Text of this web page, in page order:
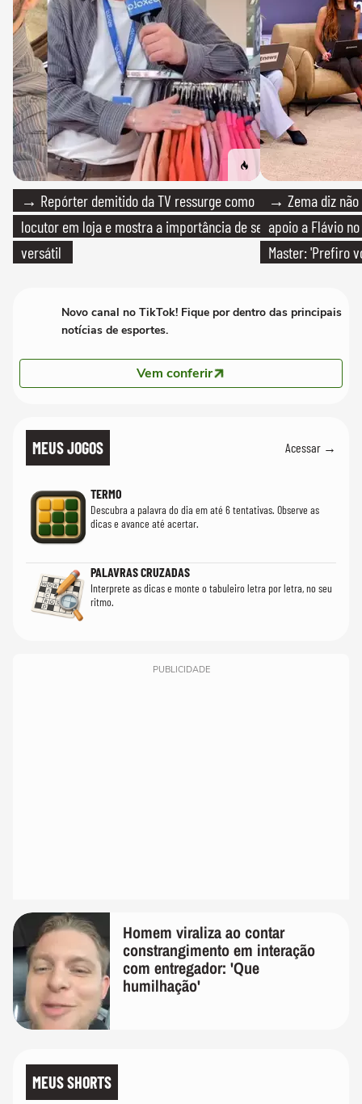
→ Repórter demitido da TV ressurge como
locutor em loja e mostra a importância de ser
versátil
→ Zema diz
apoio a Flávio
Master: 'Prefiro
Novo canal no TikTok! Fique por dentro das principais
notícias de esportes.
Vem conferir
MEUS JOGOS Acessar →
TERMO
Descubra a palavra do dia em até 6 tentativas. Observe as
dicas e avance até acertar.
PALAVRAS CRUZADAS
Interprete as dicas e monte o tabuleiro letra por letra, no seu
ritmo.
PUBLICIDADE
Homem viraliza ao contar
constrangimento em interação
com entregador: 'Que
humilhação'
MEUS SHORTS